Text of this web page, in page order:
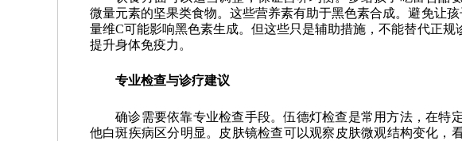
微量元素的坚果类食物。这些营养素有助于黑色素合成。避免让
量维C可能影响黑色素生成。但这些只是辅助措施，不能替代正规
提升身体免疫力。
专业检查与诊疗建议
确诊需要依靠专业检查手段。伍德灯检查是常用方法，在特
他白斑疾病区分明显。皮肤镜检查可以观察皮肤微观结构变化，